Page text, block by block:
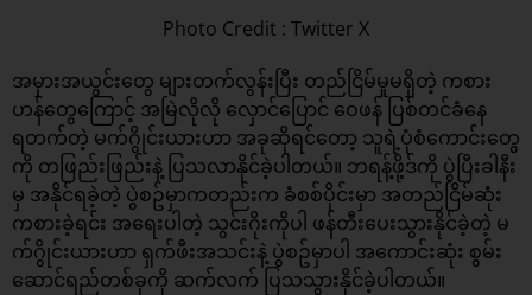
Photo Credit : Twitter X
အမှားအယွင်းတွေ များတက်လွန်းပြီး တည်ငြိမ်မှုမရှိတဲ့ ကစား
ဟန်တွေကြောင့် အမြဲလိုလို လှောင်ပြောင် ဝေဖန် ပြစ်တင်ခံနေ
ရတက်တဲ့ မက်ဂွိုင်းယားဟာ အခုဆိုရင်တော့ သူရဲ့ပုံစံကောင်းတွေ
ကို တဖြည်းဖြည်းနဲ့ ပြသလာနိုင်ခဲ့ပါတယ်။ ဘရန့်ဖို့ဒ်ကို ပွဲပြီးခါနီး
မှ အနိုင်ရခဲ့တဲ့ ပွဲစဥ်မှာကတည်းက ခံစစ်ပိုင်းမှာ အတည်ငြိမ်ဆုံး
ကစားခဲ့ရင်း အရေးပါတဲ့ သွင်းဂိုးကိုပါ ဖန်တီးပေးသွားနိုင်ခဲ့တဲ့ မ
က်ဂွိုင်းယားဟာ ရှက်ဖီးအသင်းနဲ့ ပွဲစဥ်မှာပါ အကောင်းဆုံး စွမ်း
ဆောင်ရည်တစ်ခုကို ဆက်လက် ပြသသွားနိုင်ခဲ့ပါတယ်။